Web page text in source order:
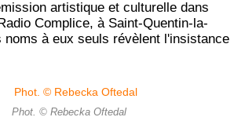
artistique et culturelle dans
Complice, à Saint-Quentin-la-
noms à eux seuls révèlent l'insistance
Phot. © Rebecka Oftedal